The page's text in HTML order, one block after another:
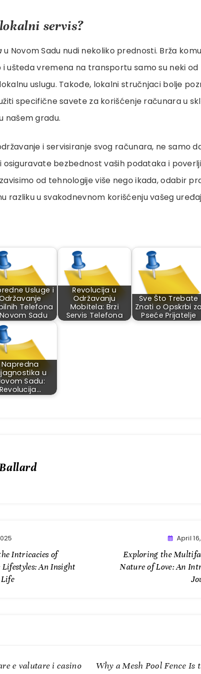
servis?
u Novom Sadu nudi nekoliko prednosti. Brža
ušteda vremena na transportu samo su neki od
uslugu. Takođe, lokalni stručnjaci bolje
specifične savete za korišćenje računara u
našem gradu.
i servisiranje svog računara, ne samo
osiguravate bezbednost vaših podataka i
od tehnologije više nego ikada, odabir
razliku u svakodnevnom korišćenju vašeg
Usluge i
Telefona
Sadu
Revolucija u
Održavanju
Mobitela: Brzi
Servis Telefona
Sve Što Trebate
Znati o Opskrbi za
Pseće Prijatelje
Napredna
u
Sadu:
Revolucija…
Intricacies of
An Insight
April
Exploring the
Nature of Love: An
e valutare i casino
Why a Mesh Pool Fence Is